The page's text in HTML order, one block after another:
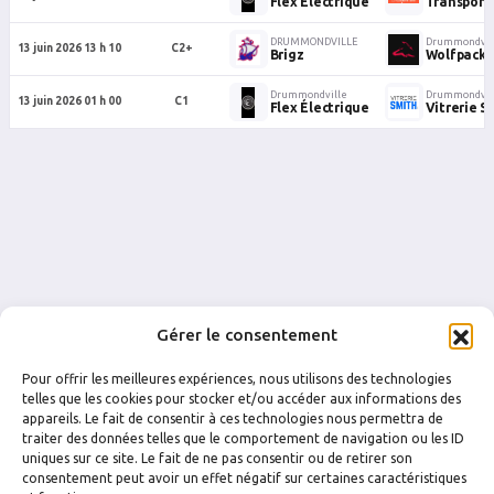
Gérer le consentement
Pour offrir les meilleures expériences, nous utilisons des technologies
telles que les cookies pour stocker et/ou accéder aux informations des
appareils. Le fait de consentir à ces technologies nous permettra de
traiter des données telles que le comportement de navigation ou les ID
uniques sur ce site. Le fait de ne pas consentir ou de retirer son
consentement peut avoir un effet négatif sur certaines caractéristiques
13 juin 2026 13 h 10 C2+
DRUMMONDVILLE
Brigz Wolfpack
13 juin 2026 01 h 00 C1
Drummondville
Flex Électrique Vitrerie
FACEBOOK INSTAGRAM